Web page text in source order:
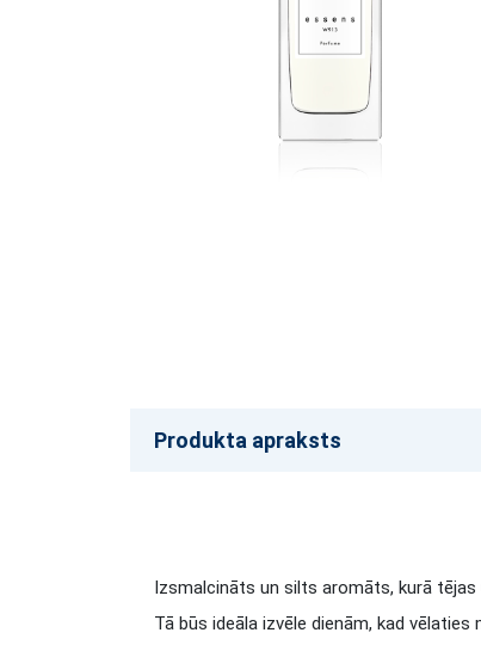
Produkta apraksts
Izsmalcināts un silts aromāts, kurā
Tā būs ideāla izvēle dienām, kad